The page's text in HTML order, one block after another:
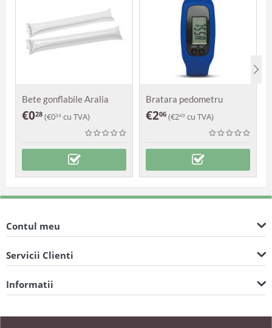
Bete gonflabile Aralia
€028 (€034 cu TVA)
Bratara pedometru
Damasc
€206 (€249 cu TVA)
Contul meu
Servicii Clienti
Informatii